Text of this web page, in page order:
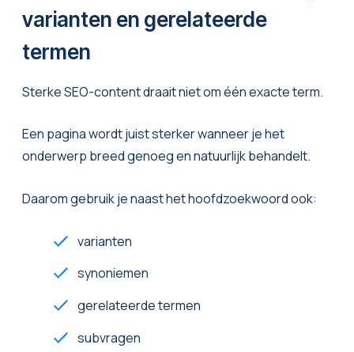
varianten en gerelateerde
termen
Sterke SEO-content draait niet om één exacte term.
Een pagina wordt juist sterker wanneer je het
onderwerp breed genoeg en natuurlijk behandelt.
Daarom gebruik je naast het hoofdzoekwoord ook:
varianten
synoniemen
gerelateerde termen
subvragen